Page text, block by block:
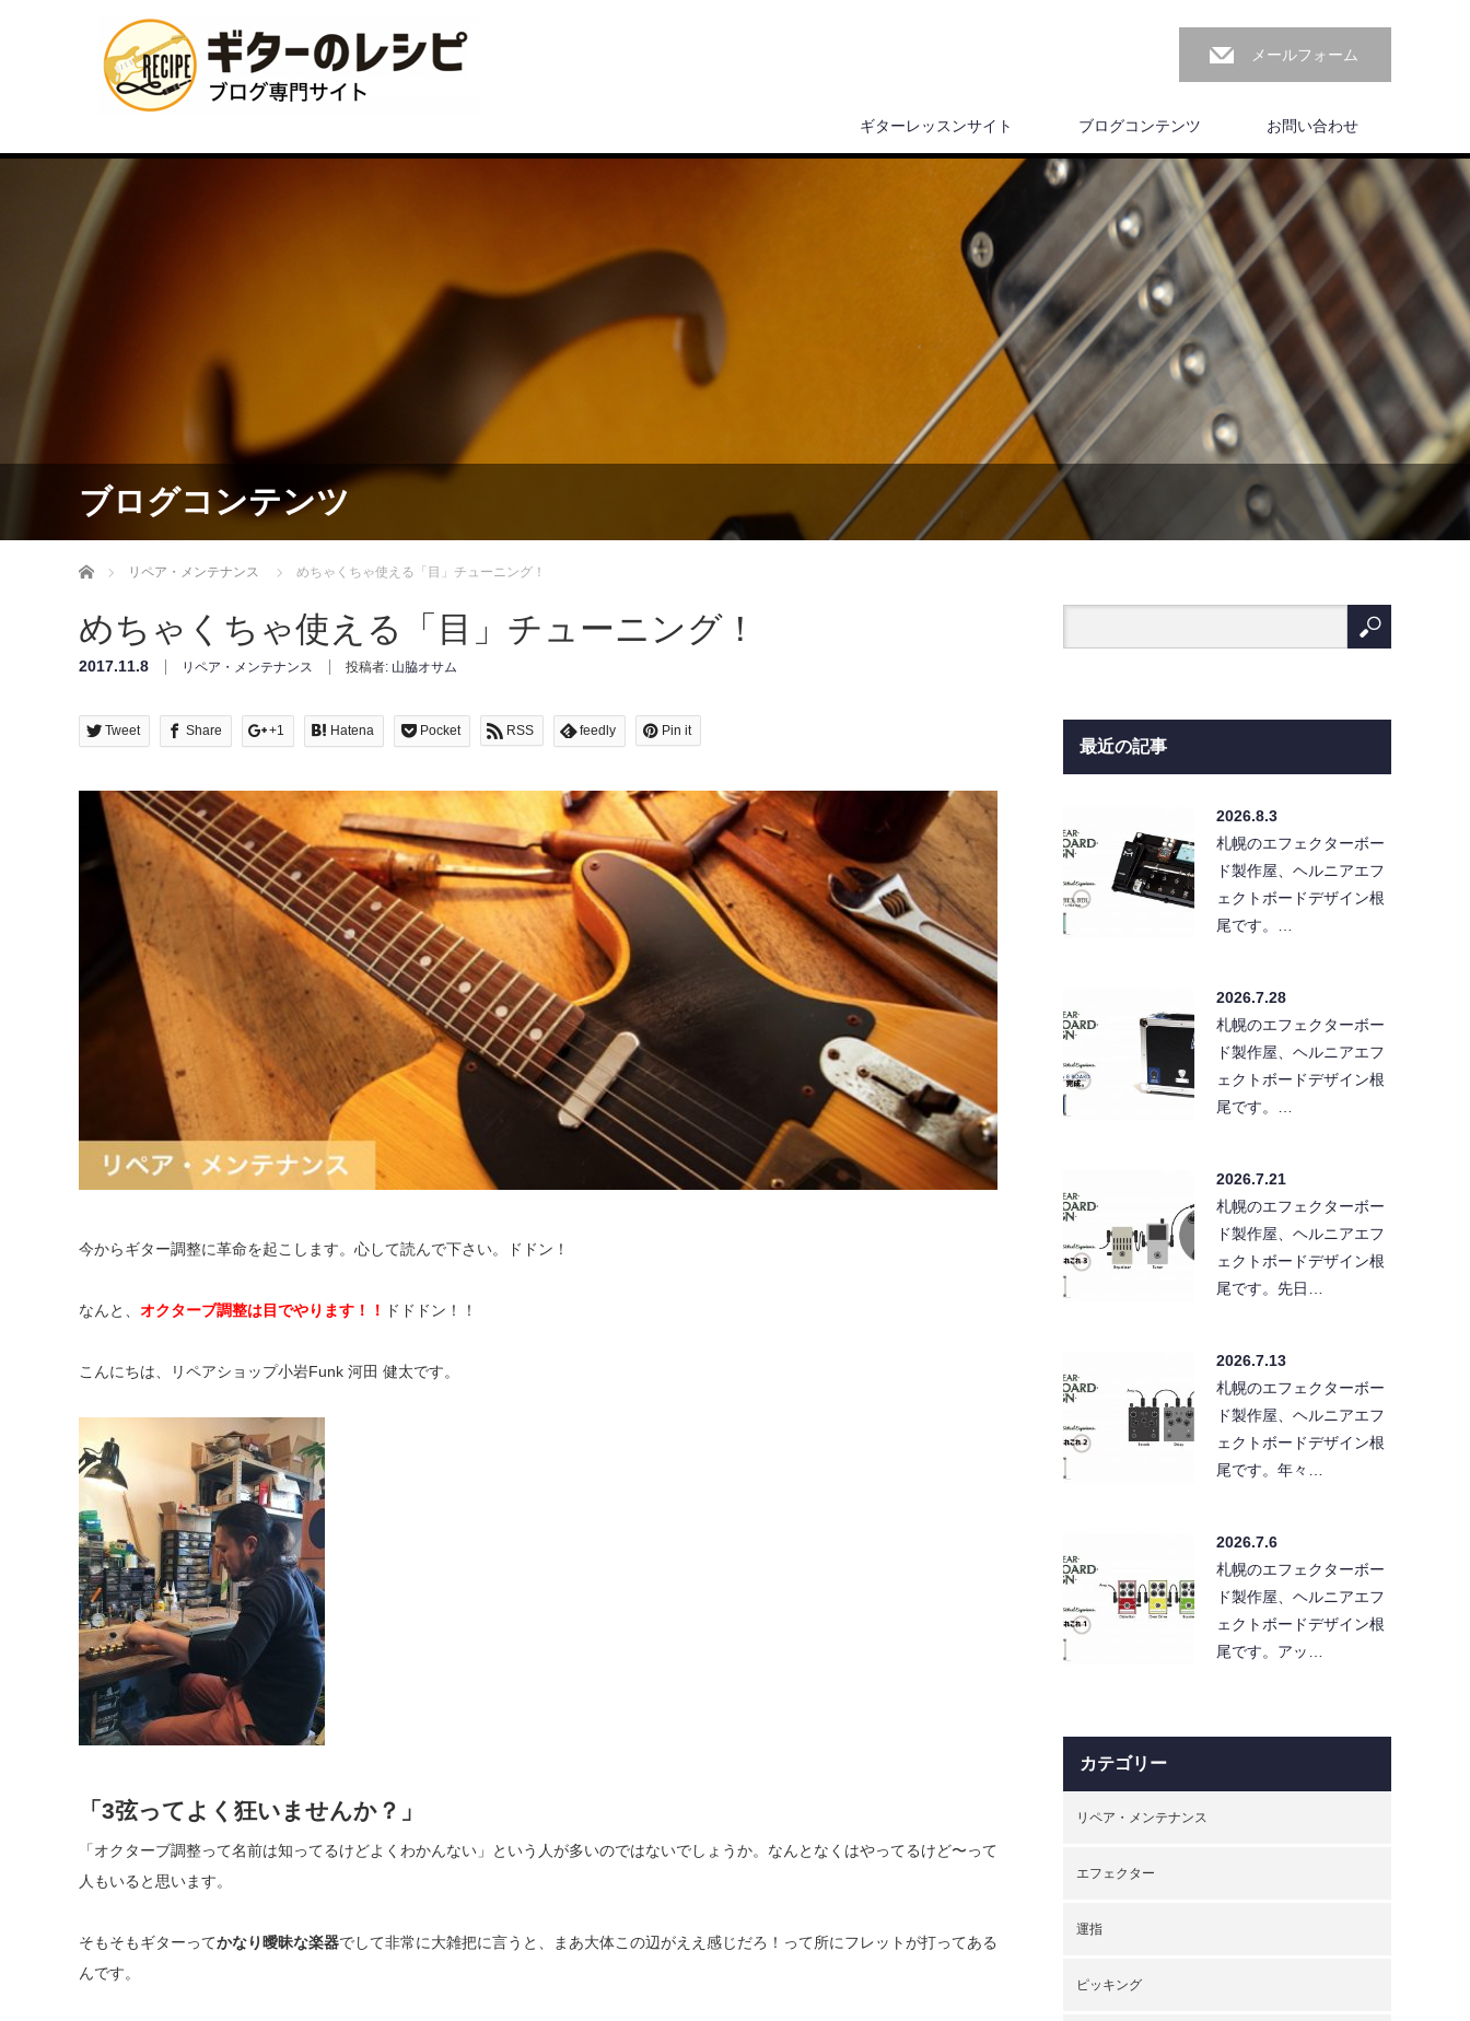
メールフォーム
ギターレッスンサイト ブログコンテンツ お問い合わせ
ブログコンテンツ
Home リペア・メンテナンス めちゃくちゃ使える「目」チューニング！
めちゃくちゃ使える「目」チューニング！
2017.11.8 リペア・メンテナンス 投稿者: 山脇オサム
Tweet Share +1 Hatena Pocket RSS feedly Pin it
今からギター調整に革命を起こします。心して読んで下さい。ドドン！
なんと、 オクターブ調整は目でやります！！ ドドドン！！
こんにちは、リペアショップ小岩Funk 河田 健太です。
「3弦ってよく狂いませんか？」
「オクターブ調整って名前は知ってるけどよくわかんない」という人が多いのではないでしょうか。 なんとなくはやってるけど〜って
人もいると思います。
そもそもギターってかなり曖昧な楽器でして非常に大雑把に言うと、まあ大体この辺がええ感じだろ！って所にフレットが打ってある
んです。
最近の記事
2026.8.3
札幌のエフェクターボー
ド製作屋、ヘルニアエフ
ェクトボードデザイン根
尾です。…
2026.7.28
札幌のエフェクターボー
ド製作屋、ヘルニアエフ
ェクトボードデザイン根
尾です。…
2026.7.21
札幌のエフェクターボー
ド製作屋、ヘルニアエフ
ェクトボードデザイン根
尾です。先日…
2026.7.13
札幌のエフェクターボー
ド製作屋、ヘルニアエフ
ェクトボードデザイン根
尾です。年々…
2026.7.6
札幌のエフェクターボー
ド製作屋、ヘルニアエフ
ェクトボードデザイン根
尾です。アッ…
カテゴリー
リペア・メンテナンス
エフェクター
運指
ピッキング